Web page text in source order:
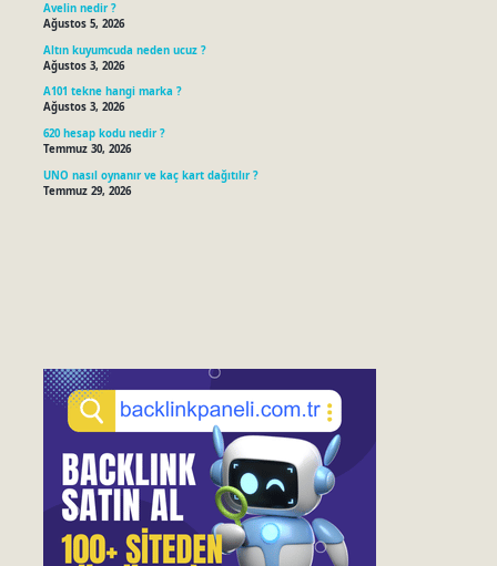
Avelin nedir ?
Ağustos 5, 2026
Altın kuyumcuda neden ucuz ?
Ağustos 3, 2026
A101 tekne hangi marka ?
Ağustos 3, 2026
620 hesap kodu nedir ?
Temmuz 30, 2026
UNO nasıl oynanır ve kaç kart dağıtılır ?
Temmuz 29, 2026